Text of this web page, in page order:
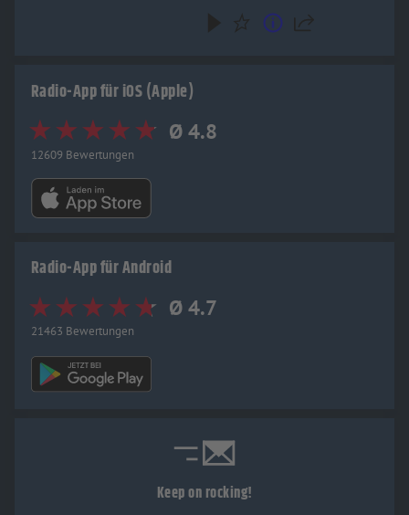
Radio-App für iOS (Apple)
Ø 4.8
12609 Bewertungen
Radio-App für Android
Ø 4.7
21463 Bewertungen
Keep on rocking!